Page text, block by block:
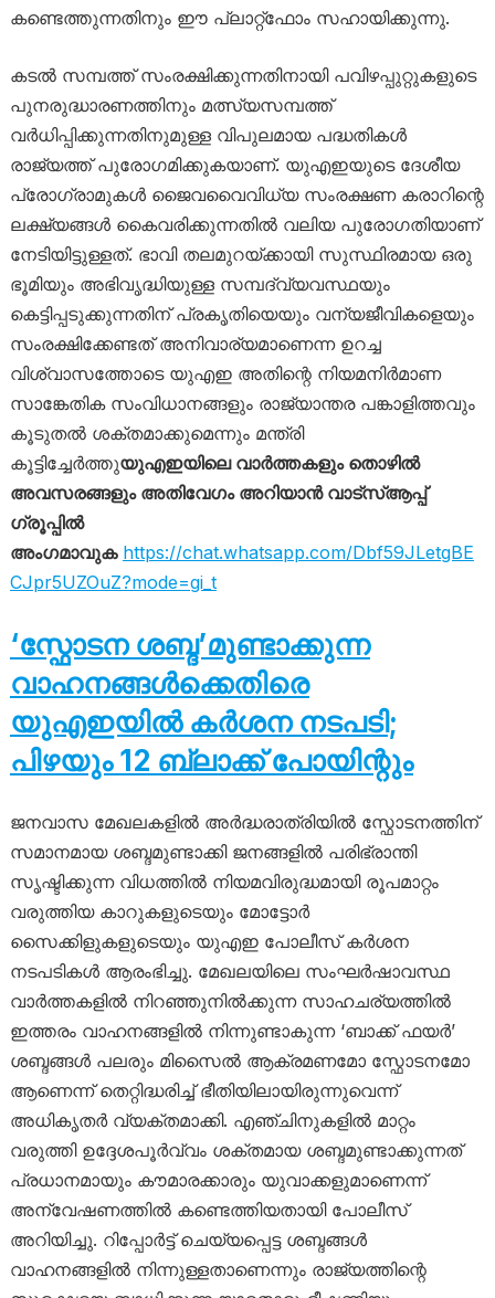
കണ്ടെത്തുന്നതിനും ഈ പ്ലാറ്റ്‌ഫോം സഹായിക്കുന്നു.
കടൽ സമ്പത്ത് സംരക്ഷിക്കുന്നതിനായി പവിഴപ്പുറ്റുകളുടെ
പുനരുദ്ധാരണത്തിനും മത്സ്യസമ്പത്ത്
വർധിപ്പിക്കുന്നതിനുമുള്ള വിപുലമായ പദ്ധതികൾ
രാജ്യത്ത് പുരോഗമിക്കുകയാണ്. യുഎഇയുടെ ദേശീയ
പ്രോഗ്രാമുകൾ ജൈവവൈവിധ്യ സംരക്ഷണ കരാറിന്റെ
ലക്ഷ്യങ്ങൾ കൈവരിക്കുന്നതിൽ വലിയ പുരോഗതിയാണ്
നേടിയിട്ടുള്ളത്. ഭാവി തലമുറയ്ക്കായി സുസ്ഥിരമായ ഒരു
ഭൂമിയും അഭിവൃദ്ധിയുള്ള സമ്പദ്‌വ്യവസ്ഥയും
കെട്ടിപ്പടുക്കുന്നതിന് പ്രകൃതിയെയും വന്യജീവികളെയും
സംരക്ഷിക്കേണ്ടത് അനിവാര്യമാണെന്ന ഉറച്ച
വിശ്വാസത്തോടെ യുഎഇ അതിന്റെ നിയമനിർമാണ
സാങ്കേതിക സംവിധാനങ്ങളും രാജ്യാന്തര പങ്കാളിത്തവും
കൂടുതൽ ശക്തമാക്കുമെന്നും മന്ത്രി
കൂട്ടിച്ചേർത്തുയുഎഇയിലെ വാർത്തകളും തൊഴിൽ
അവസരങ്ങളും അതിവേഗം അറിയാൻ വാട്സ്ആപ്പ്
ഗ്രൂപ്പിൽ
അംഗമാവുക https://chat.whatsapp.com/Dbf59JLetgBE
CJpr5UZOuZ?mode=gi_t
‘സ്ഫോടന ശബ്ദ’മുണ്ടാക്കുന്ന
വാഹനങ്ങൾക്കെതിരെ
യുഎഇയിൽ കർശന നടപടി;
പിഴയും 12 ബ്ലാക്ക് പോയിന്റും
ജനവാസ മേഖലകളിൽ അർദ്ധരാത്രിയിൽ സ്ഫോടനത്തിന്
സമാനമായ ശബ്ദമുണ്ടാക്കി ജനങ്ങളിൽ പരിഭ്രാന്തി
സൃഷ്ടിക്കുന്ന വിധത്തിൽ നിയമവിരുദ്ധമായി രൂപമാറ്റം
വരുത്തിയ കാറുകളുടെയും മോട്ടോർ
സൈക്കിളുകളുടെയും യുഎഇ പോലീസ് കർശന
നടപടികൾ ആരംഭിച്ചു. മേഖലയിലെ സംഘർഷാവസ്ഥ
വാർത്തകളിൽ നിറഞ്ഞുനിൽക്കുന്ന സാഹചര്യത്തിൽ
ഇത്തരം വാഹനങ്ങളിൽ നിന്നുണ്ടാകുന്ന ‘ബാക്ക് ഫയർ’
ശബ്ദങ്ങൾ പലരും മിസൈൽ ആക്രമണമോ സ്ഫോടനമോ
ആണെന്ന് തെറ്റിദ്ധരിച്ച് ഭീതിയിലായിരുന്നുവെന്ന്
അധികൃതർ വ്യക്തമാക്കി. എഞ്ചിനുകളിൽ മാറ്റം
വരുത്തി ഉദ്ദേശപൂർവ്വം ശക്തമായ ശബ്ദമുണ്ടാക്കുന്നത്
പ്രധാനമായും കൗമാരക്കാരും യുവാക്കളുമാണെന്ന്
അന്വേഷണത്തിൽ കണ്ടെത്തിയതായി പോലീസ്
അറിയിച്ചു. റിപ്പോർട്ട് ചെയ്യപ്പെട്ട ശബ്ദങ്ങൾ
വാഹനങ്ങളിൽ നിന്നുള്ളതാണെന്നും രാജ്യത്തിന്റെ